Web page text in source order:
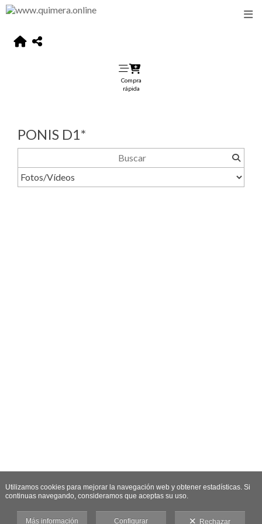
Compra
rápida
PONIS D1*
Utilizamos cookies para mejorar la navegación web y obtener estadísticas. Si
continuas navegando, consideramos que aceptas su uso.
Más información Configurar Rechazar